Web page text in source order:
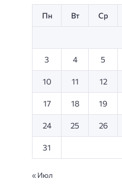
Пн Вт Ср
3 4 5
10 11 12
17 18 19
24 25 26
31
« Июл